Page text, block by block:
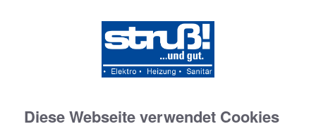
Diese Webseite verwendet Cookies